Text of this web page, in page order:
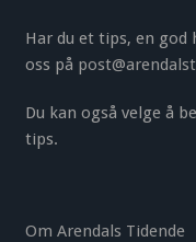
Har du et tips, en
oss på
Du kan også velge å
tips.
Om Arendals Tidende